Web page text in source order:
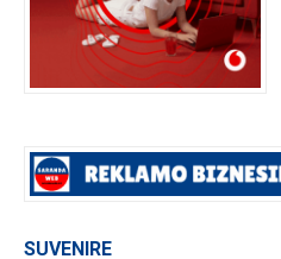
SUVENIRE